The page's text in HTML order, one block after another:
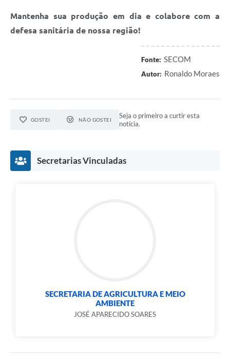
Mantenha sua produção em dia e colabore com a
defesa sanitária de nossa região!
Fonte: SECOM
Autor: Ronaldo Moraes
GOSTEI NÃO GOSTEI
Seja o primeiro a curtir esta
notícia.
Secretarias Vinculadas
SECRETARIA DE AGRICULTURA E MEIO
AMBIENTE
JOSÉ APARECIDO SOARES